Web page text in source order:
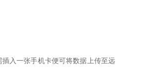
入一张手机卡便可将数据上传至远